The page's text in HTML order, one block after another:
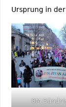
Ursprung in
8M